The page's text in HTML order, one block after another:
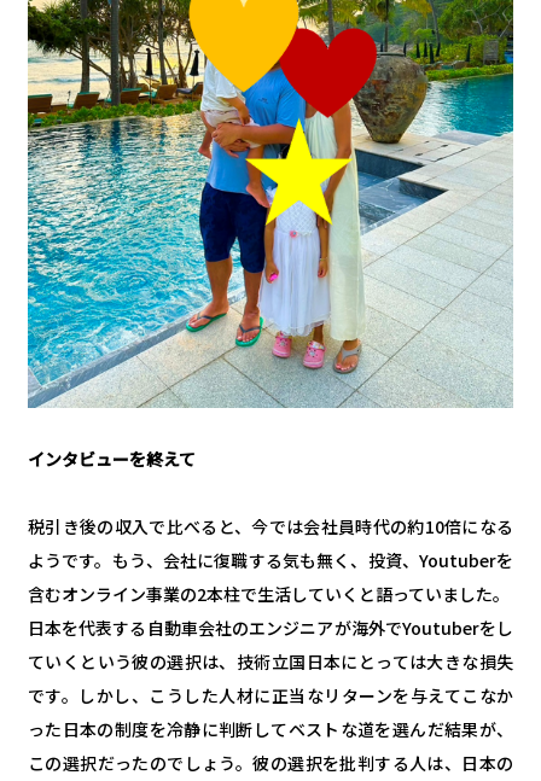
インタビューを終えて
税引き後の収入で比べると、今では会社員時代の約10倍になる
ようです。もう、会社に復職する気も無く、投資、Youtuberを
含むオンライン事業の2本柱で生活していくと語っていました。
日本を代表する自動車会社のエンジニアが海外でYoutuberをし
ていくという彼の選択は、技術立国日本にとっては大きな損失
です。しかし、こうした人材に正当なリターンを与えてこなか
った日本の制度を冷静に判断してベストな道を選んだ結果が、
この選択だったのでしょう。彼の選択を批判する人は、日本の